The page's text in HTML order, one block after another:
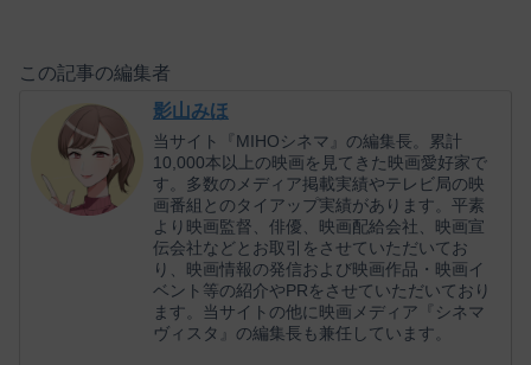
この記事の編集者
影山みほ
当サイト『MIHOシネマ』の編集長。累計
10,000本以上の映画を見てきた映画愛好家で
す。多数のメディア掲載実績やテレビ局の映
画番組とのタイアップ実績があります。平素
より映画監督、俳優、映画配給会社、映画宣
伝会社などとお取引をさせていただいてお
り、映画情報の発信および映画作品・映画イ
ベント等の紹介やPRをさせていただいており
ます。当サイトの他に映画メディア『シネマ
ヴィスタ』の編集長も兼任しています。